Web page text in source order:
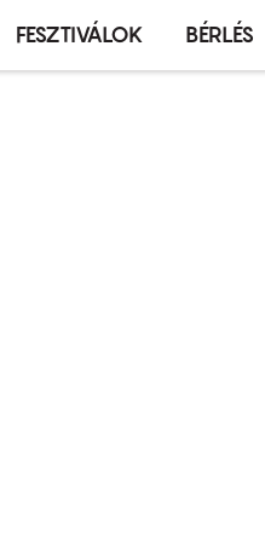
FESZTIVÁLOK BÉRLÉS